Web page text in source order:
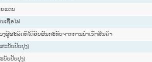
ຍແດນ
ເຊື້ອໄຟ
ຜູ້ຜະລິດທີ່ໄດ້ຮັບຜົນກະທົບຈາກການນຳເຂົ້າສິນຄ້າ
ະບັບປັບປຸງ)
ບັບປັບປຸງ)